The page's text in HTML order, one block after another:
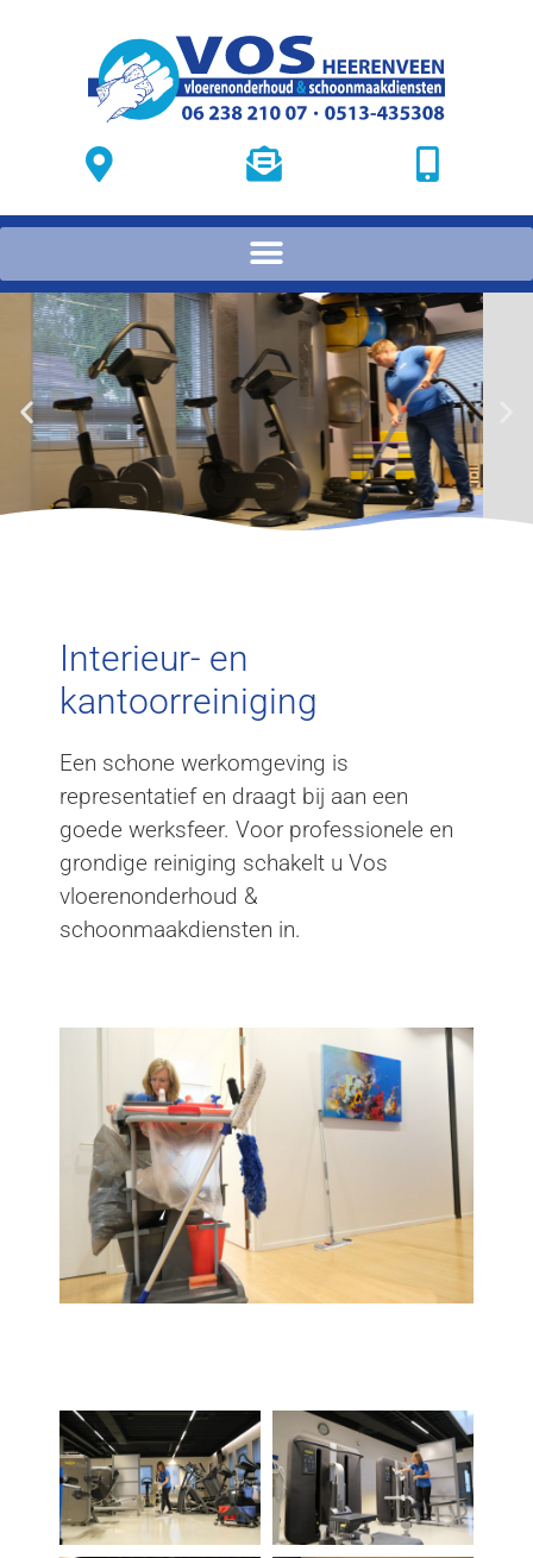
Interieur- en
kantoorreiniging
Een schone werkomgeving is
representatief en draagt bij aan een
goede werksfeer. Voor professionele en
grondige reiniging schakelt u Vos
vloerenonderhoud &
schoonmaakdiensten in.